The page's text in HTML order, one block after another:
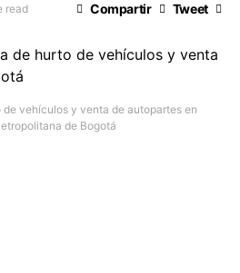
read Compartir Tweet
vehículos y venta de autopartes en
de Bogotá